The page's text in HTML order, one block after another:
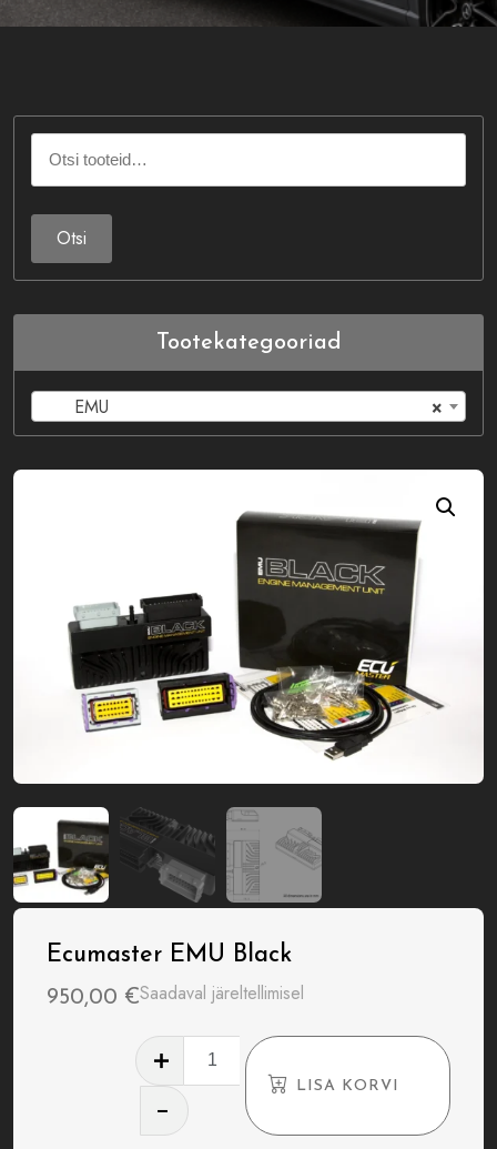
Ecumaster EMU Black
950,00 €Saadaval järeltellimisel
Ecumaster
EMU
Black
LISA KORVI
Otsi:
Otsi
Tootekategooriad
×
EMU